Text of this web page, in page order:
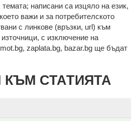
нaпиcaни са изцялo нa eзик,
важи и за потребителското
с линкове (връзки, url) към
с изключение на
zaplata.bg, bazar.bg ще бъдат
СТАТИЯТА